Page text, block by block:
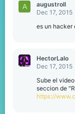
A
augustroll
Dec 17, 2015
es un hacker
HectorLalo
Dec 17, 2015
Sube el
seccion de
https://